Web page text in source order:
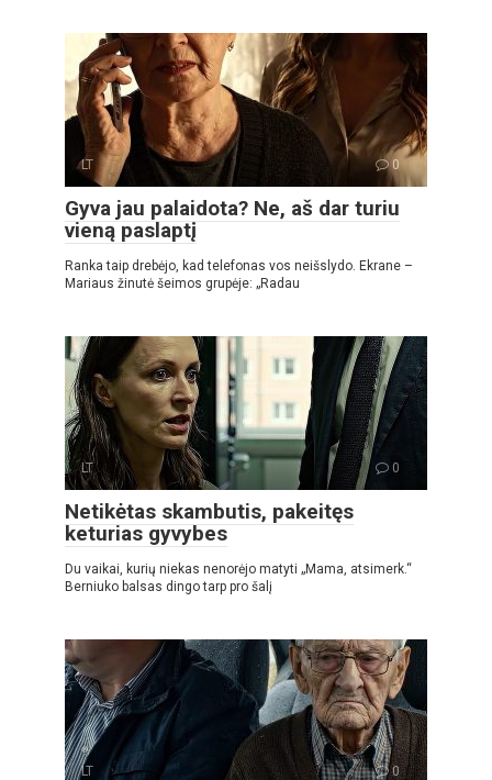
LT 0
Gyva jau palaidota? Ne, aš dar turiu
vieną paslaptį
Ranka taip drebėjo, kad telefonas vos neišslydo. Ekrane –
Mariaus žinutė šeimos grupėje: „Radau
LT 0
Netikėtas skambutis, pakeitęs
keturias gyvybes
Du vaikai, kurių niekas nenorėjo matyti „Mama, atsimerk.“
Berniuko balsas dingo tarp pro šalį
LT 0